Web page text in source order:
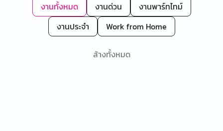
งานทั้งหมด งานด่วน
งานพาร์ทไทม์
งานประจำ
Work from Home
ล้างทั้งหมด